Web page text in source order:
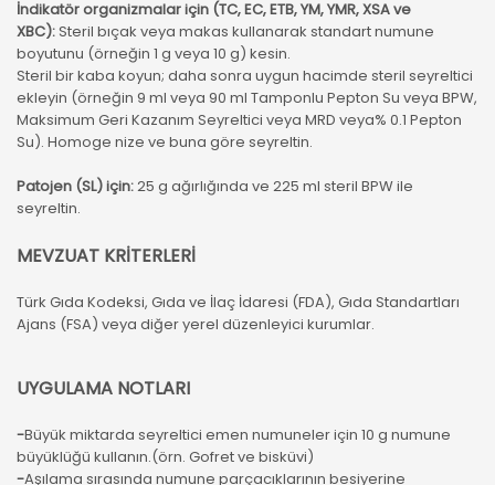
İndikatör organizmalar için (TC, EC, ETB, YM, YMR, XSA ve
XBC):Steril bıçak veya makas kullanarak standart numune
boyutunu (örneğin 1 g veya 10 g) kesin.
Steril bir kaba koyun; daha sonra uygun hacimde steril seyreltici
ekleyin (örneğin 9 ml veya 90 ml Tamponlu Pepton Su veya BPW,
Maksimum Geri Kazanım Seyreltici veya MRD veya% 0.1 Pepton
Su). Homoge nize ve buna göre seyreltin.
Patojen (SL) için:25 g ağırlığında ve 225 ml steril BPW ile
seyreltin.
MEVZUAT KRİTERLERİ
Türk Gıda Kodeksi, Gıda ve İlaç İdaresi (FDA), Gıda Standartları
Ajans (FSA) veya diğer yerel düzenleyici kurumlar.
UYGULAMA NOTLARI
-Büyük miktarda seyreltici emen numuneler için 10 g numune
büyüklüğü kullanın.(örn. Gofret ve bisküvi)
-Aşılama sırasında numune parçacıklarının besiyerine